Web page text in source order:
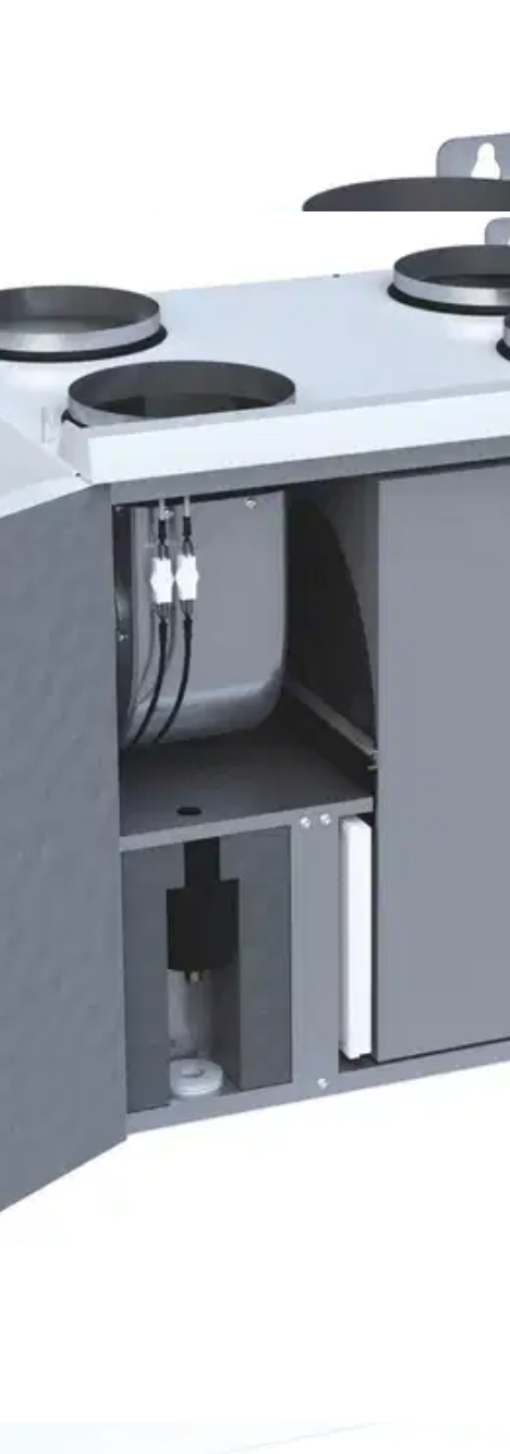
pakettiautomaattiin tai
IV-kone, joka soveltuu hyvin asennettavaksi esimerkiksi kerros- tai
s. Kanavalähdöt Ø 160 mm / Ø 125 mm. Leveys 580 mm. Korkeus